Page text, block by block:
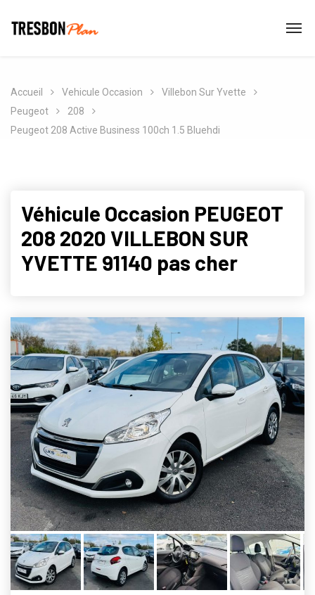
Accueil Vehicule Occasion
Villebon Sur Yvette
Peugeot
208
Peugeot 208 Active Business 100ch 1.5 Bluehdi
Véhicule Occasion PEUGEOT
208 2020 VILLEBON SUR
YVETTE 91140 pas cher